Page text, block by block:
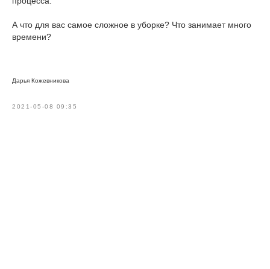
А что для вас самое сложное в уборке? Что занимает много
времени?
Дарья Кожевникова
2021-05-08 09:35